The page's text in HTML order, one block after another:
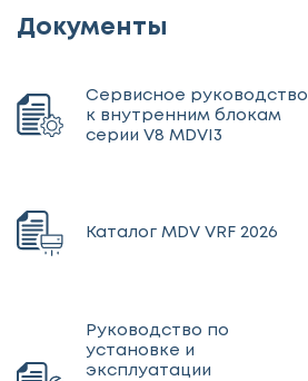
Документы
Сервисное руководство
к внутренним блокам
серии V8 MDVI3
Каталог MDV VRF 2026
Руководство по
установке и
эксплуатации